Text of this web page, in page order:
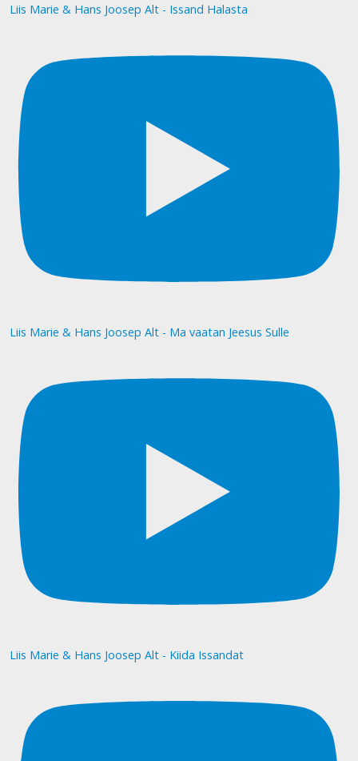
Liis Marie & Hans Joosep Alt - Issand Halasta
Liis Marie & Hans Joosep Alt - Ma vaatan Jeesus Sulle
Liis Marie & Hans Joosep Alt - Kiida Issandat